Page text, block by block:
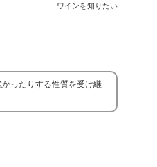
ワインを知りたい
ったりする性質を受け継